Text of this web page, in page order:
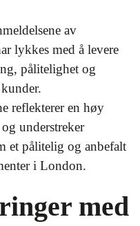
av
lykkes med å levere
pålitelighet og
reflekterer en høy
understreker
et pålitelig og anbefalt
i London.
med